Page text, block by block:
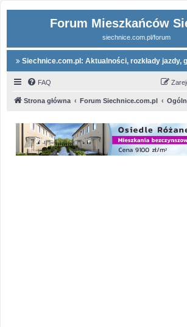
Forum Mieszkańców
siechnice.com.pl/forum
Siechnice.com.pl: Aktualności, rozkłady jazdy,
FAQ
Strona główna Forum Siechnice.com.pl